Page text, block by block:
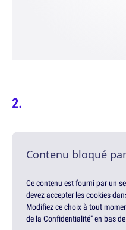
Contenu bloqué
Ce contenu est fourni par un
devez accepter les cookies
Modifiez ce choix à tout
de la Confidentialité" en bas